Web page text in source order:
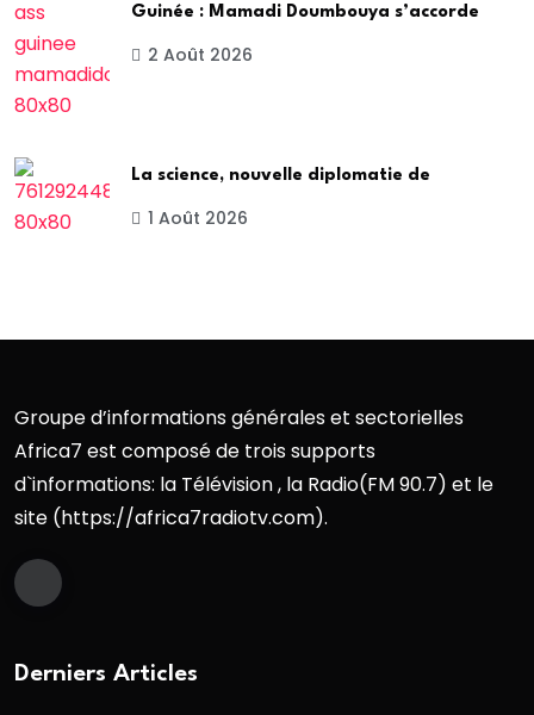
Guinée : Mamadi Doumbouya s’accorde
2 Août 2026
La science, nouvelle diplomatie de
1 Août 2026
Groupe d’informations générales et sectorielles
Africa7 est composé de trois supports
d`informations: la Télévision , la Radio(FM 90.7) et le
site (https://africa7radiotv.com).
Derniers Articles